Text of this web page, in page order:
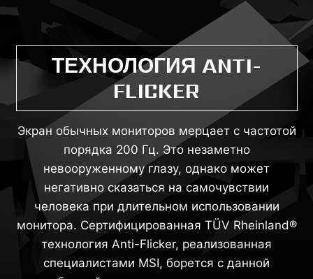
ТЕХНОЛОГИЯ ANTI-
FLICKER
Экран обычных мониторов мерцает с частотой
порядка 200 Гц. Это незаметно
невооруженному глазу, однако может
негативно сказаться на самочувствии
человека при длительном использовании
монитора. Сертифицированная TÜV Rheinland®
технология Anti-Flicker, реализованная
специалистами MSI, борется с данной